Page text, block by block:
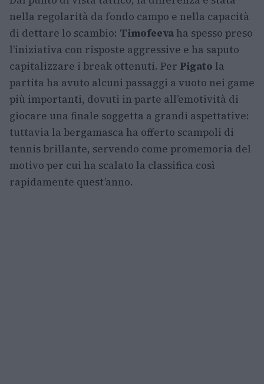
nella regolarità da fondo campo e nella capacità
di dettare lo scambio: Timofeeva ha spesso preso
l’iniziativa con risposte aggressive e ha saputo
capitalizzare i break ottenuti. Per Pigato la
partita ha avuto alcuni passaggi a vuoto nei game
più importanti, dovuti in parte all’emotività di
giocare una finale soggetta a grandi aspettative:
tuttavia la bergamasca ha offerto scampoli di
tennis brillante, servendo come promemoria del
motivo per cui ha scalato la classifica così
rapidamente quest’anno.